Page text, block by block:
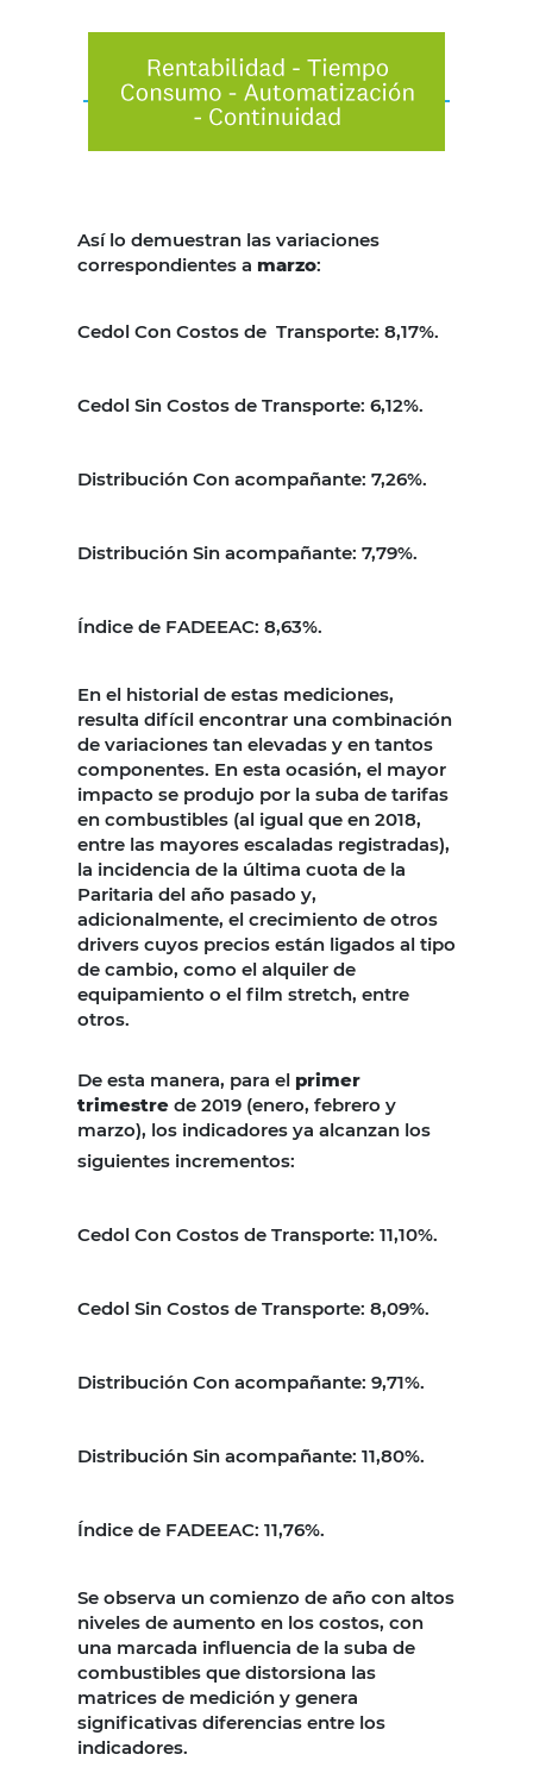
Así lo demuestran las variaciones
correspondientes a marzo:
Cedol Con Costos de Transporte: 8,17%.
Cedol Sin Costos de Transporte: 6,12%.
Distribución Con acompañante: 7,26%.
Distribución Sin acompañante: 7,79%.
Índice de FADEEAC: 8,63%.
En el historial de estas mediciones,
resulta difícil encontrar una combinación
de variaciones tan elevadas y en tantos
componentes. En esta ocasión, el mayor
impacto se produjo por la suba de tarifas
en combustibles (al igual que en 2018,
entre las mayores escaladas registradas),
la incidencia de la última cuota de la
Paritaria del año pasado y,
adicionalmente, el crecimiento de otros
drivers cuyos precios están ligados al tipo
de cambio, como el alquiler de
equipamiento o el film stretch, entre
otros.
De esta manera, para el primer
trimestre de 2019 (enero, febrero y
marzo), los indicadores ya alcanzan los
siguientes incrementos:
Cedol Con Costos de Transporte: 11,10%.
Cedol Sin Costos de Transporte: 8,09%.
Distribución Con acompañante: 9,71%.
Distribución Sin acompañante: 11,80%.
Índice de FADEEAC: 11,76%.
Se observa un comienzo de año con altos
niveles de aumento en los costos, con
una marcada influencia de la suba de
combustibles que distorsiona las
matrices de medición y genera
significativas diferencias entre los
indicadores.